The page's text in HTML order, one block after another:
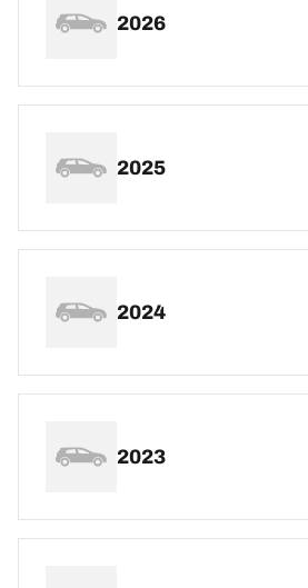
2026
2025
2024
2023